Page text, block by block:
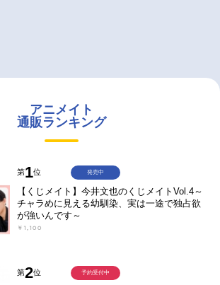
アニメイト
通販ランキング
第1位
【くじメイト】今井文也のくじメイトVol.4～
チャラめに見える幼馴染、実は一途で独占欲
が強いんです～
￥1,100
発売中
第2位 予約受付中